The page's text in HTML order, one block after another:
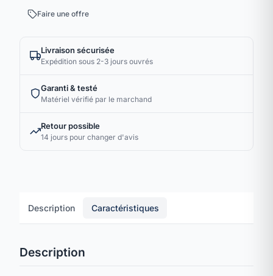
Faire une offre
Livraison sécurisée
Expédition sous 2-3 jours ouvrés
Garanti & testé
Matériel vérifié par le marchand
Retour possible
14 jours pour changer d'avis
Description Caractéristiques
Description